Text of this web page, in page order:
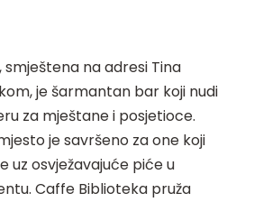
na adresi Tina
je šarmantan bar koji nudi
za mještane i posjetioce.
je savršeno za one koji
uz osvježavajuće piće u
Caffe Biblioteka pruža